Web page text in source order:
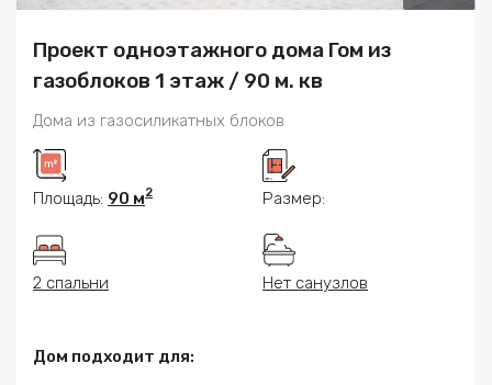
Проект одноэтажного дома Гом из
газоблоков 1 этаж / 90 м. кв
Дома из газосиликатных блоков
Площадь: 90 м2 Размер:
2 спальни Нет санузлов
Дом подходит для: